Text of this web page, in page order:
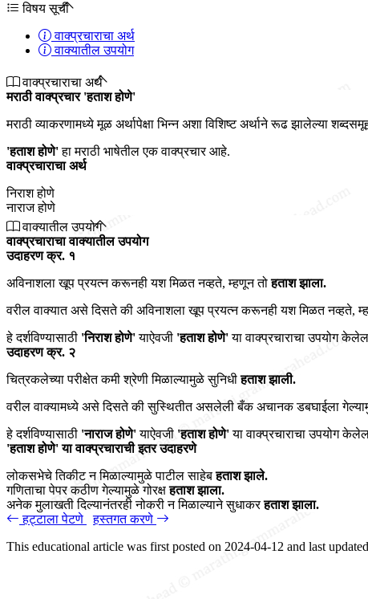
विषय सूची
वाक्प्रचाराचा अर्थ
वाक्यातील उपयोग
वाक्प्रचाराचा अर्थ
मराठी वाक्प्रचार 'हताश होणे'
मराठी व्याकरणामध्ये मूळ अर्थापेक्षा भिन्न अशा विशिष्ट अर्थाने रूढ झालेल्या
'हताश होणे'हा मराठी भाषेतील एक वाक्प्रचार आहे.
वाक्प्रचाराचा अर्थ
निराश होणे
नाराज होणे
वाक्यातील उपयोग
वाक्प्रचाराचा वाक्यातील उपयोग
उदाहरण क्र. १
अविनाशला खूप प्रयत्न करूनही यश मिळत नव्हते, म्हणून तोहताश झाला.
वरील वाक्यात असे दिसते की अविनाशला खूप प्रयत्न करूनही यश मिळत नव्हते,
हे दर्शविण्यासाठी 'निराश होणे'याऐवजी 'हताश होणे'या वाक्प्रचाराचा उपयोग
उदाहरण क्र. २
चित्रकलेच्या परीक्षेत कमी श्रेणी मिळाल्यामुळे सुनिधीहताश झाली.
वरील वाक्यामध्ये असे दिसते की सुस्थितीत असलेली बँक अचानक डबघाईला
हे दर्शविण्यासाठी 'नाराज होणे'याऐवजी 'हताश होणे'या वाक्प्रचाराचा उपयोग
'हताश होणे' या वाक्प्रचाराची इतर उदाहरणे
लोकसभेचे तिकीट न मिळाल्यामुळे पाटील साहेबहताश झाले.
गणिताचा पेपर कठीण गेल्यामुळे गोरक्षहताश झाला.
अनेक मुलाखती दिल्यानंतरही नोकरी न मिळाल्याने सुधाकरहताश झाला.
हट्टाला पेटणे
हस्तगत करणे
This educational article was first posted on 2024-04-12 and last